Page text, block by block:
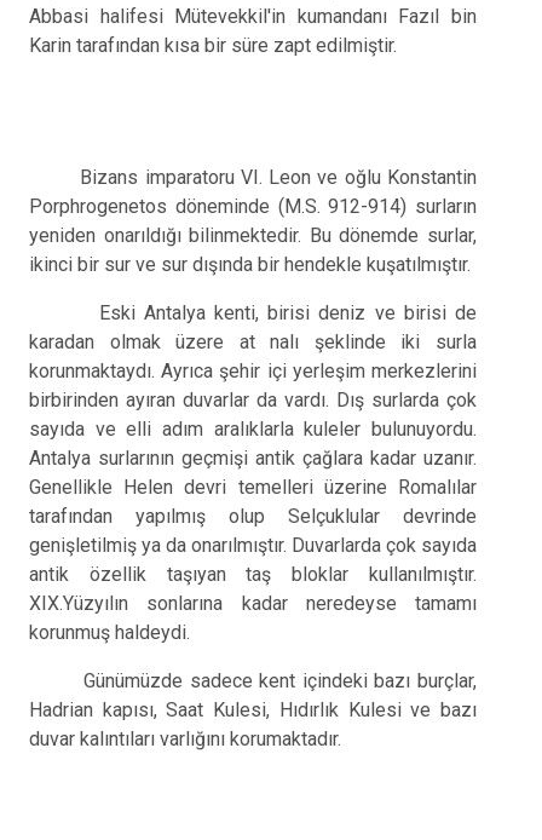
Abbasi halifesi Mütevekkil'in kumandanı Fazıl bin
Karin tarafından kısa bir süre zapt edilmiştir.
Bizans imparatoru VI. Leon ve oğlu Konstantin
Porphrogenetos döneminde (M.S. 912-914) surların
yeniden onarıldığı bilinmektedir. Bu dönemde surlar,
ikinci bir sur ve sur dışında bir hendekle kuşatılmıştır.
Eski Antalya kenti, birisi deniz ve birisi de
karadan olmak üzere at nalı şeklinde iki surla
korunmaktaydı. Ayrıca şehir içi yerleşim merkezlerini
birbirinden ayıran duvarlar da vardı. Dış surlarda çok
sayıda ve elli adım aralıklarla kuleler bulunuyordu.
Antalya surlarının geçmişi antik çağlara kadar uzanır.
Genellikle Helen devri temelleri üzerine Romalılar
tarafından yapılmış olup Selçuklular devrinde
genişletilmiş ya da onarılmıştır. Duvarlarda çok sayıda
antik özellik taşıyan taş bloklar kullanılmıştır.
XIX.Yüzyılın sonlarına kadar neredeyse tamamı
korunmuş haldeydi.
Günümüzde sadece kent içindeki bazı burçlar,
Hadrian kapısı, Saat Kulesi, Hıdırlık Kulesi ve bazı
duvar kalıntıları varlığını korumaktadır.